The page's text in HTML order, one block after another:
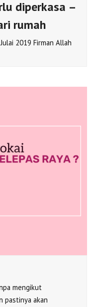
diperkasa –
rumah
2019 Firman Allah
mengikut
pastinya akan